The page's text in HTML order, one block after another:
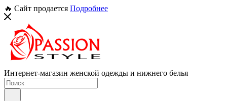
🔥 Сайт продается Подробнее
Интернет-магазин женской одежды и нижнего белья